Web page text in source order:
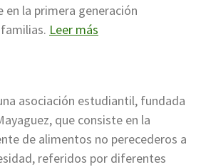
la primera generación
Leer más
asociación estudiantil, fundada
que consiste en la
de alimentos no perecederos a
referidos por diferentes